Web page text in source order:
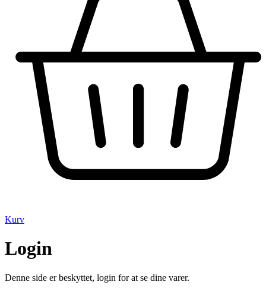
Kurv
Login
Denne side er beskyttet, login for at se dine varer.